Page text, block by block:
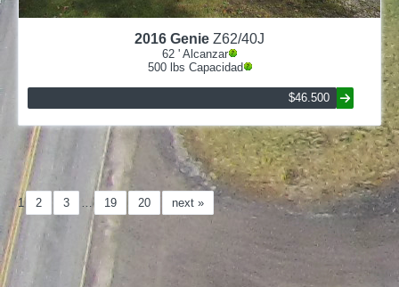
2016 Genie Z62/40J
62 ' Alcanzar
500lbs Capacidad
$46.500
1 2 3 … 19 20 next »